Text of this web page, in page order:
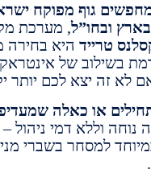
מפוקח ישראלי עם
, מערכת מקצועית
היא בחירה מצוינת
של אינטראקטיב
לכם יותר יקר)
כאלה שמעדיפים
דמי ניהול –
בשברי מניות